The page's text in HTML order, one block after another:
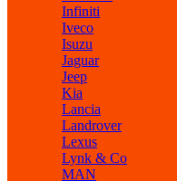
Infiniti
Iveco
Isuzu
Jaguar
Jeep
Kia
Lancia
Landrover
Lexus
Lynk & Co
MAN